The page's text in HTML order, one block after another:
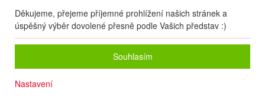
Děkujeme, přejeme příjemné prohlížení našich stránek a
úspěšný výběr dovolené přesně podle Vašich představ :)
Souhlasím
Nastavení